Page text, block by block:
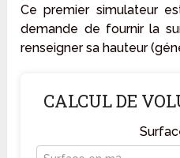
Ce premier simulateur
demande de fournir la
renseigner sa hauteur
CALCUL DE